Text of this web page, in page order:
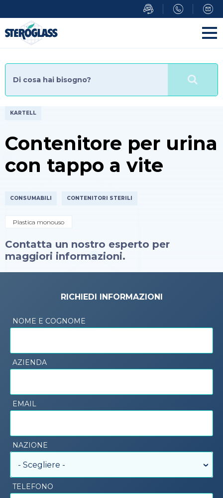
al
contenuto
principale
KARTELL
Contenitore per urina
con tappo a vite
CONSUMABILI CONTENITORI STERILI
Plastica monouso
Contatta un nostro esperto per
maggiori informazioni.
RICHIEDI INFORMAZIONI
NOME E COGNOME
AZIENDA
EMAIL
NAZIONE
- Scegliere -
TELEFONO